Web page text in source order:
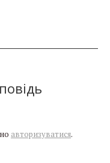
авторизуватися.